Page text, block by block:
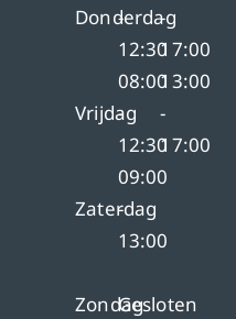
Donderdag
-
12:30
-
17:00
Vrijdag
08:00
-
12:30
13:00
-
17:00
Zaterdag
09:00
-
13:00
ZondagGesloten